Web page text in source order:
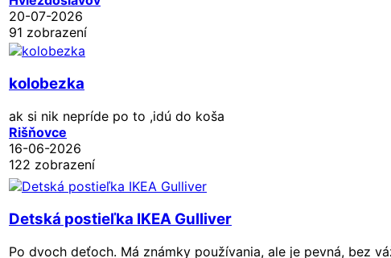
20-07-2026
91 zobrazení
kolobezka
ak si nik nepríde po to ,idú do koša
Rišňovce
16-06-2026
122 zobrazení
Detská postieľka IKEA Gulliver
Po dvoch deťoch. Má známky používania, ale je pevná, bez